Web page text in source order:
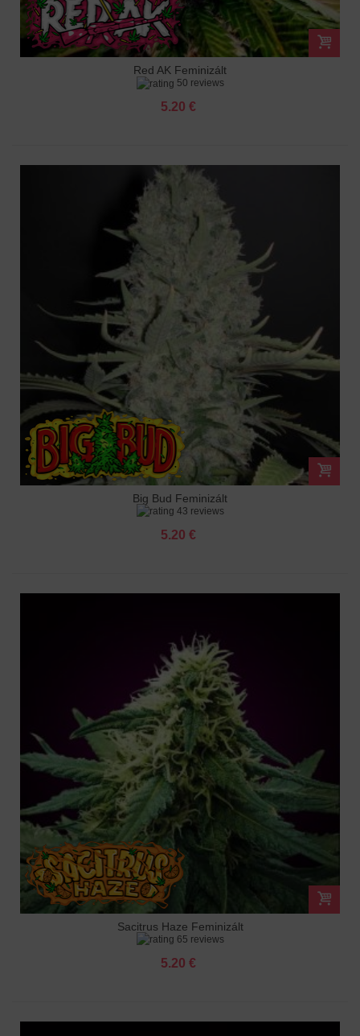
Red AK Feminizált
50 reviews
5.20 €
Big Bud Feminizált
43 reviews
5.20 €
Sacitrus Haze Feminizált
65 reviews
5.20 €